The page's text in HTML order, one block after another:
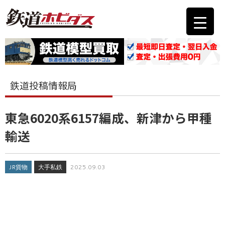
鉄道投稿情報局
東急6020系6157編成、新津から甲種
輸送
JR貨物 大手私鉄 2025.09.03